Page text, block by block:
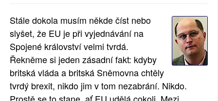
SOCIÁLNÍ SÍTĚ
RUBRIKY
PLNÁ VERZE STRÁNEK
Stále dokola musím někde číst nebo
slyšet, že EU je při vyjednávání na
Spojené království velmi tvrdá.
Řekněme si jeden zásadní fakt: kdyby
britská vláda a britská Sněmovna chtěly
tvrdý brexit, nikdo jim v tom nezabrání. Nikdo.